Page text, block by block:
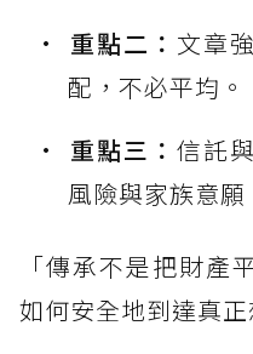
重點二： 文章
配，不必平均。
重點三：信託
風險與家族意願
「傳承不是把財產
如何安全地到達真正